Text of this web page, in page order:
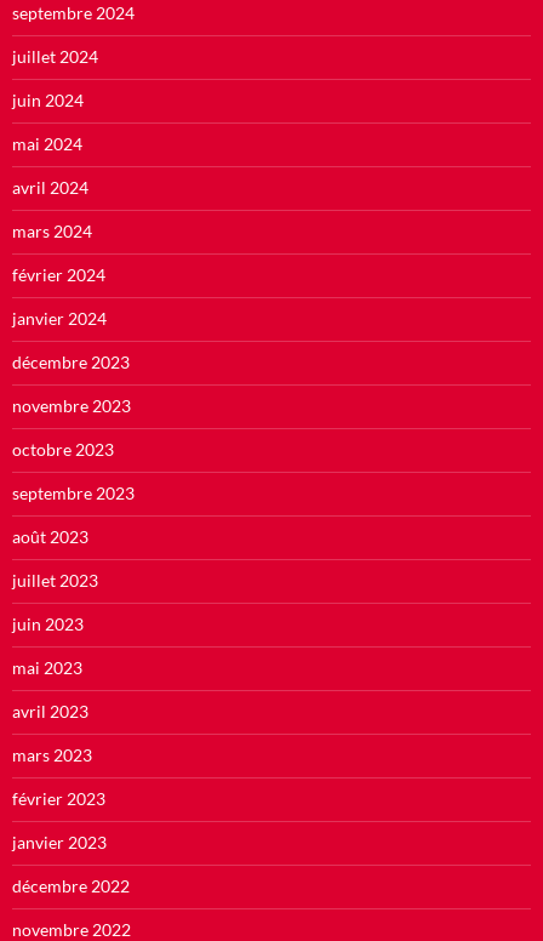
septembre 2024
juillet 2024
juin 2024
mai 2024
avril 2024
mars 2024
février 2024
janvier 2024
décembre 2023
novembre 2023
octobre 2023
septembre 2023
août 2023
juillet 2023
juin 2023
mai 2023
avril 2023
mars 2023
février 2023
janvier 2023
décembre 2022
novembre 2022